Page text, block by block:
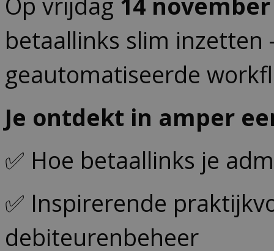
betaallinks slim
geautomatiseerde
Je ontdekt in amper
✅ Hoe betaallinks je
✅ Inspirerende
debiteurenbeheer